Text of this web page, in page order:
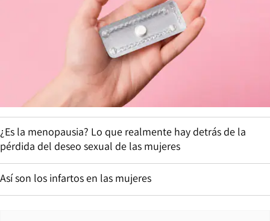
¿Es la menopausia? Lo que realmente hay detrás de la
pérdida del deseo sexual de las mujeres
Así son los infartos en las mujeres